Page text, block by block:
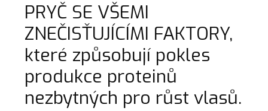
PRYČ SE VŠEMI
ZNEČISŤUJÍCÍMI FAKTORY,
které způsobují pokles
produkce proteinů
nezbytných pro růst vlasů.